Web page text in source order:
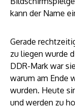
kann der Name
Gerade
zu liegen wurde
DDR-Mark war
warum am Ende
wurden. Heute
und werden zu